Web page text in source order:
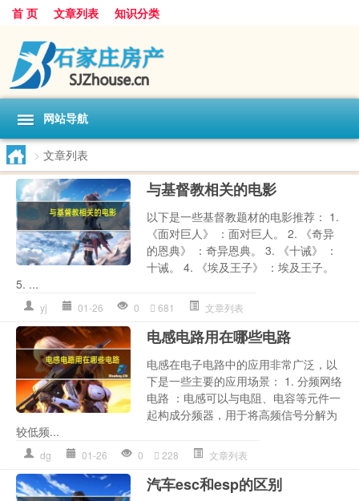
首 页 文章列表 知识分类
网站导航
> 文章列表
与基督教相关的电影
以下是一些基督教题材的电影推荐： 1.
《面对巨人》 ：面对巨人。 2. 《奇异
的恩典》 ：奇异恩典。 3. 《十诫》 ：
十诫。 4. 《埃及王子》 ：埃及王子。
5. ...
yj 01-26 0 681 文章列表
电感电路用在哪些电路
电感在电子电路中的应用非常广泛，以
下是一些主要的应用场景： 1. 分频网络
电路 ：电感可以与电阻、电容等元件一
起构成分频器，用于将高频信号分解为
较低频...
dg 01-26 0 228 文章列表
汽车esc和esp的区别